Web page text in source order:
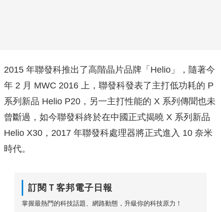
2015 年聯發科推出了高階晶片品牌「Helio」，隨著今
年 2 月 MWC 2016 上，聯發科發表了主打低功耗的 P
系列新品 Helio P20，另一主打性能的 X 系列傳聞也未
曾斷過，如今聯發科終於在中國正式揭曉 X 系列新品
Helio X30，2017 年聯發科處理器將正式進入 10 奈米
時代。
訂閱Ｔ客邦電子日報
掌握最熱門的科技話題、網路動態，升級你的科技原力！